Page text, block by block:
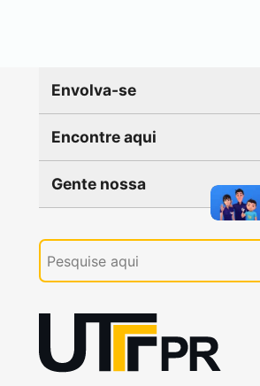
Envolva-se
Encontre aqui
Gente nossa